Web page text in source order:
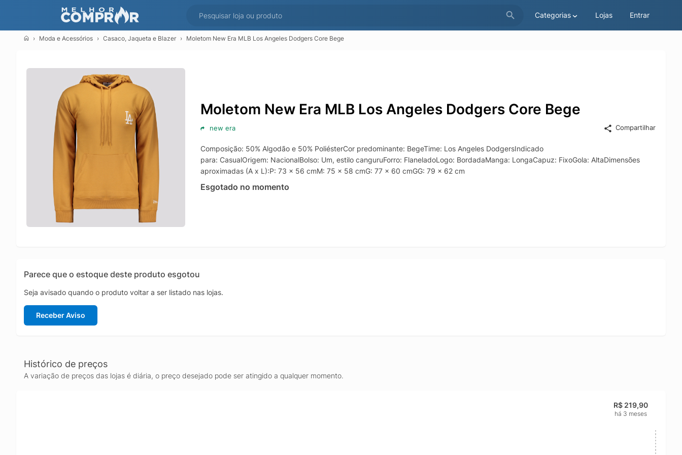
Categorias Lojas Entrar
Moda e Acessórios Casaco, Jaqueta e Blazer Moletom New Era MLB Los Angeles Dodgers Core Bege
Moletom New Era MLB Los Angeles Dodgers Core Bege
new era Compartilhar
Composição: 50% Algodão e 50% PoliésterCor predominante: BegeTime: Los Angeles DodgersIndicado
para: CasualOrigem: NacionalBolso: Um, estilo canguruForro: FlaneladoLogo: BordadaManga: LongaCapuz: FixoGola: AltaDimensões
aproximadas (A x L):P: 73 x 56 cmM: 75 x 58 cmG: 77 x 60 cmGG: 79 x 62 cm
Esgotado no momento
Parece que o estoque deste produto esgotou
Seja avisado quando o produto voltar a ser listado nas lojas.
Receber Aviso
Histórico de preços
A variação de preços das lojas é diária, o preço desejado pode ser atingido a qualquer momento.
R$ 219,90
há 3 meses